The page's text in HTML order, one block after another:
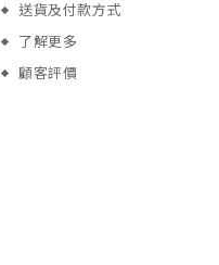
送貨及付款方式
了解更多
顧客評價